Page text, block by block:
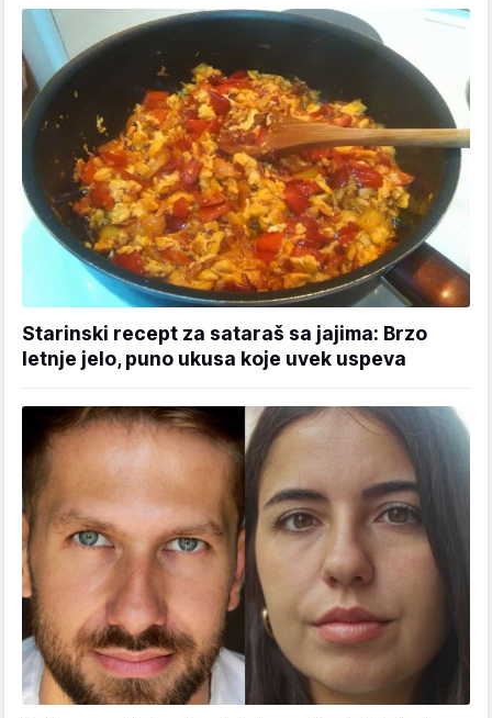
Starinski recept za sataraš sa jajima: Brzo
letnje jelo, puno ukusa koje uvek uspeva